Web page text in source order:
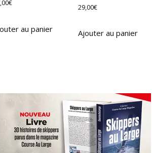
€
au panier
29,00€
Ajouter au panier